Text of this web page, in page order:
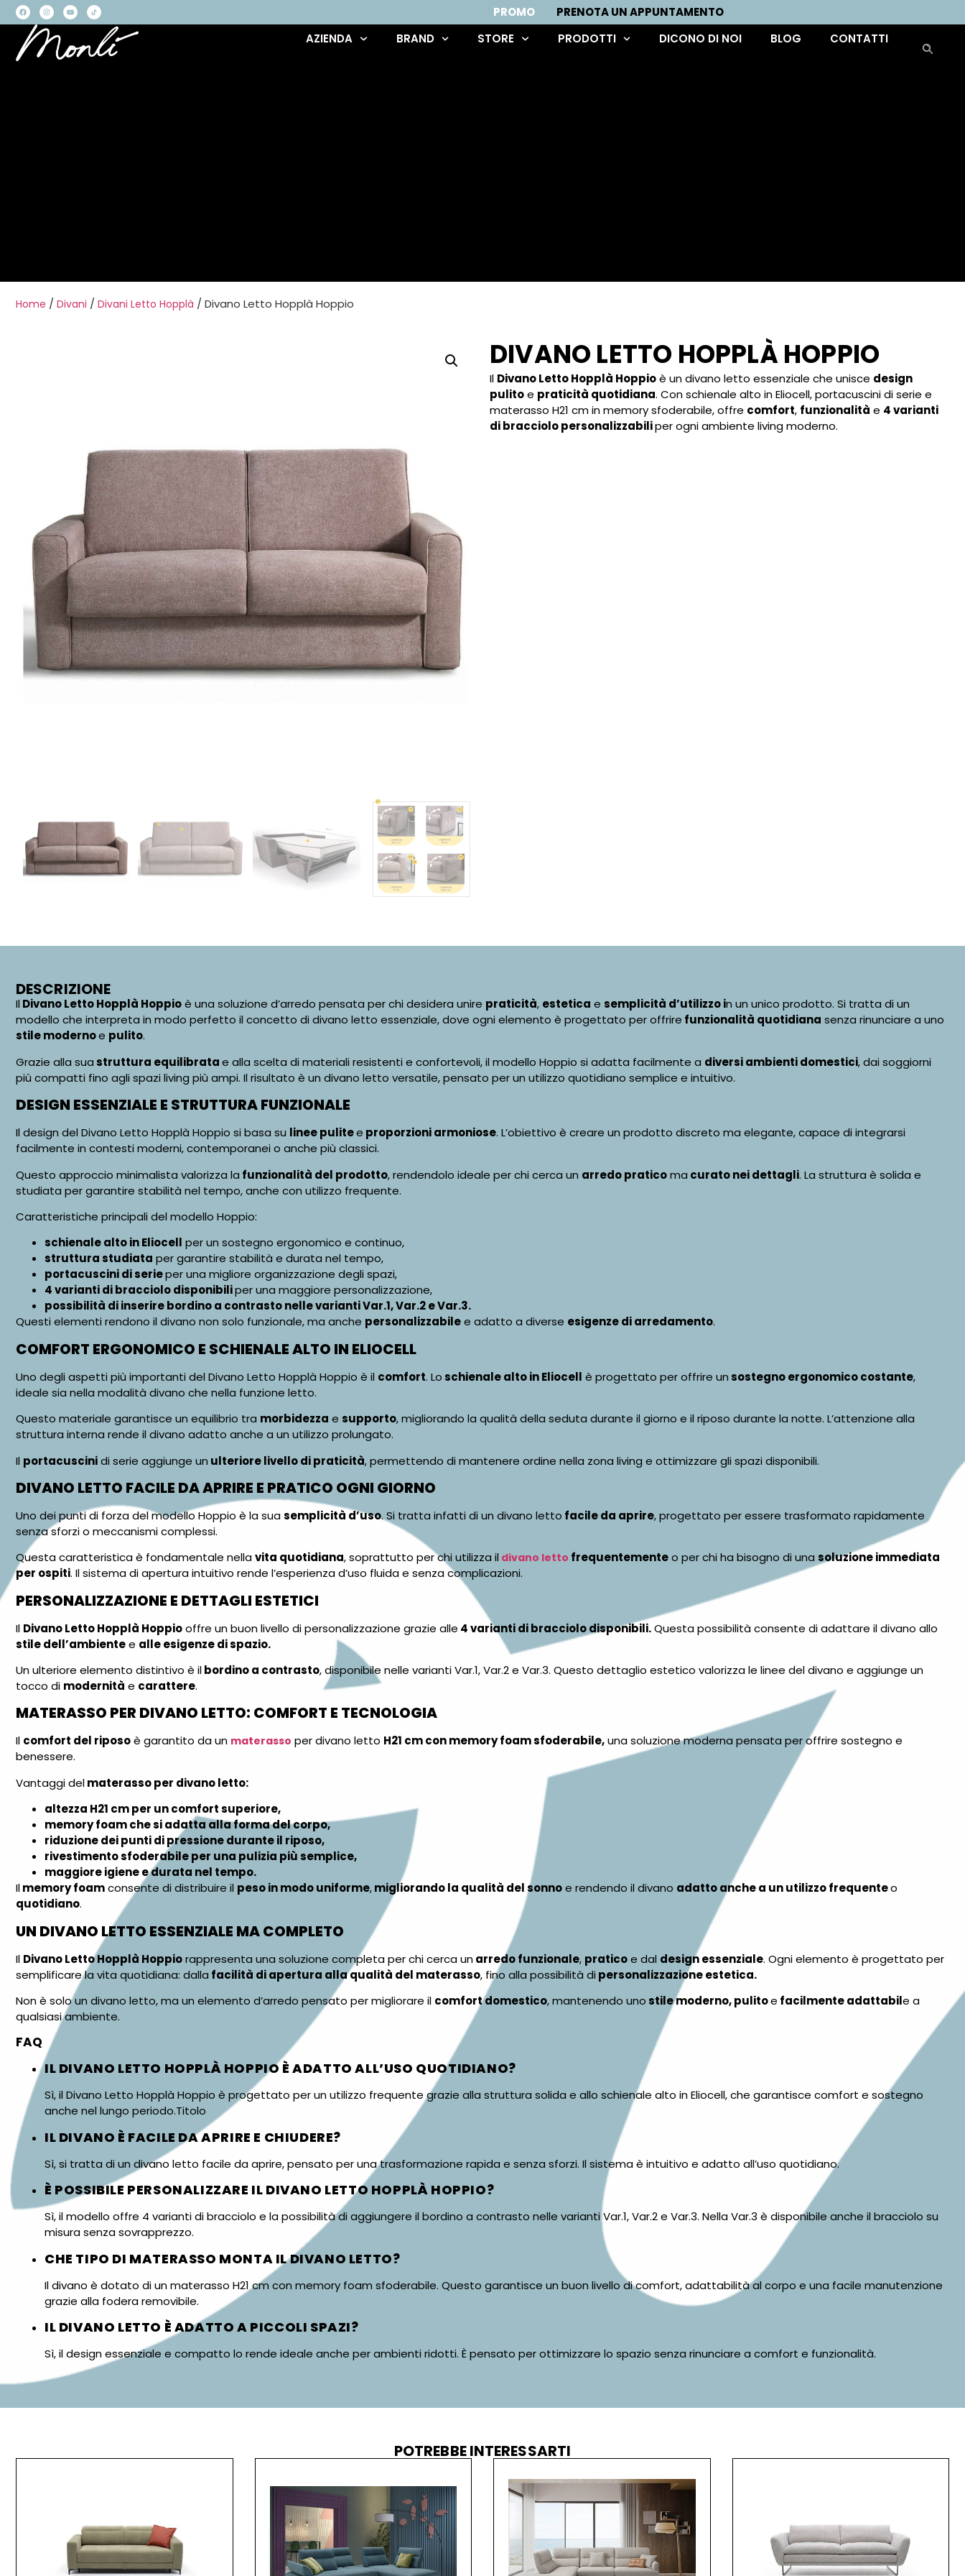
PROMO
PRENOTA UN APPUNTAMENTO
AZIENDA
BRAND STORE PRODOTTI DICONO DI NOI BLOG CONTATTI
Home / Divani / Divani Letto Hopplà / Divano Letto Hopplà Hoppio
DIVANO LETTO HOPPLÀ HOPPIO
Il Divano Letto Hopplà Hoppioè un divano letto essenziale che unisce design
pulitoe praticità quotidiana. Con schienale alto in Eliocell, portacuscini di serie e
materasso H21 cm in memory sfoderabile, offre comfort, funzionalità e 4 varianti
di bracciolo personalizzabiliper ogni ambiente living moderno.
DESCRIZIONE
Il Divano Letto Hopplà Hoppioè una soluzione d’arredo pensata per chi desidera unire praticità, estetica e semplicità d’utilizzo in un unico prodotto. Si tratta di un
modello che interpreta in modo perfetto il concetto di divano letto essenziale, dove ogni elemento è progettato per offrire funzionalità quotidiana senza rinunciare a uno
stile modernoe pulito.
Grazie alla sua struttura equilibratae alla scelta di materiali resistenti e confortevoli, il modello Hoppio si adatta facilmente a diversi ambienti domestici, dai soggiorni
più compatti fino agli spazi living più ampi. Il risultato è un divano letto versatile, pensato per un utilizzo quotidiano semplice e intuitivo.
DESIGN ESSENZIALE E STRUTTURA FUNZIONALE
Il design del Divano Letto Hopplà Hoppio si basa su linee pulitee proporzioni armoniose. L’obiettivo è creare un prodotto discreto ma elegante, capace di integrarsi
facilmente in contesti moderni, contemporanei o anche più classici.
Questo approccio minimalista valorizza la funzionalità del prodotto, rendendolo ideale per chi cerca un arredo praticoma curato nei dettagli. La struttura è solida e
studiata per garantire stabilità nel tempo, anche con utilizzo frequente.
Caratteristiche principali del modello Hoppio:
schienale alto in Eliocell per un sostegno ergonomico e continuo,
struttura studiata per garantire stabilità e durata nel tempo,
portacuscini di serieper una migliore organizzazione degli spazi,
4 varianti di bracciolo disponibiliper una maggiore personalizzazione,
possibilità di inserire bordino a contrasto nelle varianti Var.1, Var.2 e Var.3.
Questi elementi rendono il divano non solo funzionale, ma anche personalizzabilee adatto a diverse esigenze di arredamento.
COMFORT ERGONOMICO E SCHIENALE ALTO IN ELIOCELL
Uno degli aspetti più importanti del Divano Letto Hopplà Hoppio è il comfort. Lo schienale alto in Eliocell è progettato per offrire un sostegno ergonomico costante,
ideale sia nella modalità divano che nella funzione letto.
Questo materiale garantisce un equilibrio tra morbidezza e supporto, migliorando la qualità della seduta durante il giorno e il riposo durante la notte. L’attenzione alla
struttura interna rende il divano adatto anche a un utilizzo prolungato.
Il portacuscinidi serie aggiunge un ulteriore livello di praticità, permettendo di mantenere ordine nella zona living e ottimizzare gli spazi disponibili.
DIVANO LETTO FACILE DA APRIRE E PRATICO OGNI GIORNO
Uno dei punti di forza del modello Hoppio è la suasemplicità d’uso. Si tratta infatti di un divano letto facile da aprire, progettato per essere trasformato rapidamente
senza sforzi o meccanismi complessi.
Questa caratteristica è fondamentale nellavita quotidiana, soprattutto per chi utilizza il divano letto frequentementeo per chi ha bisogno di una soluzione immediata
per ospiti. Il sistema di apertura intuitivo rende l’esperienza d’uso fluida e senza complicazioni.
PERSONALIZZAZIONE E DETTAGLI ESTETICI
Il Divano Letto Hopplà Hoppiooffre un buon livello di personalizzazione grazie alle 4 varianti di bracciolo disponibili.Questa possibilità consente di adattare il divano allo
stile dell’ambientee alle esigenze di spazio.
Un ulteriore elemento distintivo è ilbordino a contrasto, disponibile nelle varianti Var.1, Var.2 e Var.3. Questo dettaglio estetico valorizza le linee del divano e aggiunge un
tocco di modernità e carattere.
MATERASSO PER DIVANO LETTO: COMFORT E TECNOLOGIA
Il comfort del riposoè garantito da un materasso per divano letto H21 cm con memory foam sfoderabile,una soluzione moderna pensata per offrire sostegno e
benessere.
Vantaggi delmaterasso per divano letto:
altezza H21 cm per un comfort superiore,
memory foam che si adatta alla forma del corpo,
riduzione dei punti di pressione durante il riposo,
rivestimento sfoderabile per una pulizia più semplice,
maggiore igiene e durata nel tempo.
Ilmemory foamconsente di distribuire il peso in modo uniforme,migliorando la qualità del sonnoe rendendo il divano adatto anche a un utilizzo frequenteo
quotidiano.
UN DIVANO LETTO ESSENZIALE MA COMPLETO
Il Divano Letto Hopplà Hoppiorappresenta una soluzione completa per chi cerca unarredo funzionale, praticoe dal design essenziale. Ogni elemento è progettato per
semplificare la vita quotidiana: dalla facilità di apertura alla qualità del materasso, fino alla possibilità di personalizzazione estetica.
Non è solo un divano letto, ma un elemento d’arredo pensato per migliorare il comfort domestico, mantenendo uno stile moderno, pulitoe facilmente adattabile a
qualsiasi ambiente.
FAQ
IL DIVANO LETTO HOPPLÀ HOPPIO È ADATTO ALL’USO QUOTIDIANO?
Sì, il Divano Letto Hopplà Hoppio è progettato per un utilizzo frequente grazie alla struttura solida e allo schienale alto in Eliocell, che garantisce comfort e sostegno
anche nel lungo periodo.Titolo
IL DIVANO È FACILE DA APRIRE E CHIUDERE?
Sì, si tratta di un divano letto facile da aprire, pensato per una trasformazione rapida e senza sforzi. Il sistema è intuitivo e adatto all’uso quotidiano.
È POSSIBILE PERSONALIZZARE IL DIVANO LETTO HOPPLÀ HOPPIO?
Sì, il modello offre 4 varianti di bracciolo e la possibilità di aggiungere il bordino a contrasto nelle varianti Var.1, Var.2 e Var.3. Nella Var.3 è disponibile anche il bracciolo su
misura senza sovrapprezzo.
CHE TIPO DI MATERASSO MONTA IL DIVANO LETTO?
Il divano è dotato di un materasso H21 cm con memory foam sfoderabile. Questo garantisce un buon livello di comfort, adattabilità al corpo e una facile manutenzione
grazie alla fodera removibile.
IL DIVANO LETTO È ADATTO A PICCOLI SPAZI?
Sì, il design essenziale e compatto lo rende ideale anche per ambienti ridotti. È pensato per ottimizzare lo spazio senza rinunciare a comfort e funzionalità.
POTREBBE INTERESSARTI